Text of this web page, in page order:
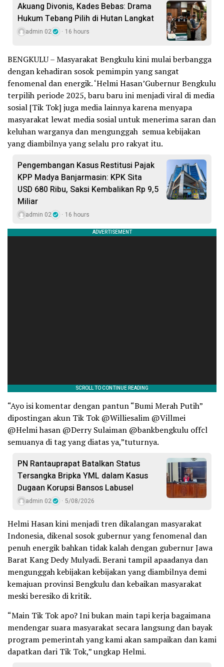
Akuang Divonis, Kades Bebas: Drama
Hukum Tebang Pilih di Hutan Langkat
admin 02 16 hours
BENGKULU – Masyarakat Bengkulu kini mulai berbangga
dengan kehadiran sosok pemimpin yang sangat
fenomenal dan energik. ‘Helmi Hasan’Gubernur Bengkulu
terpilih periode 2025, baru baru ini menjadi viral di media
sosial [Tik Tok] juga media lainnya karena menyapa
masyarakat lewat media sosial untuk menerima saran dan
keluhan warganya dan mengunggah semua kebijakan
yang diambilnya yang selalu pro rakyat itu.
Pengembangan Kasus Restitusi Pajak
KPP Madya Banjarmasin: KPK Sita
USD 680 Ribu, Saksi Kembalikan Rp 9,5
Miliar
admin 02 16 hours
“Ayo isi komentar dengan pantun “Bumi Merah Putih”
dipostingan akun Tik Tok @Williesalim @Villmei
@Helmi hasan @Derry Sulaiman @bankbengkulu offcl
semuanya di tag yang diatas ya,”tuturnya.
PN Rantauprapat Batalkan Status
Tersangka Bripka YML dalam Kasus
Dugaan Korupsi Bansos Labusel
admin 02 5/08/2026
Helmi Hasan kini menjadi tren dikalangan masyarakat
Indonesia, dikenal sosok gubernur yang fenomenal dan
penuh energik bahkan tidak kalah dengan gubernur Jawa
Barat Kang Dedy Mulyadi. Berani tampil apaadanya dan
mengunggah kebijakan kebijakan yang diambilnya demi
kemajuan provinsi Bengkulu dan kebaikan masyarakat
meski beresiko di kritik.
“Main Tik Tok apo? Ini bukan main tapi kerja bagaimana
mendengar suara masyarakat secara langsung dan bayak
program pemerintah yang kami akan sampaikan dan kami
dapatkan dari Tik Tok,” ungkap Helmi.